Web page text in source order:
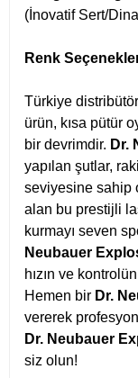
(İnovatif Sert/
Renk
Türkiye
ürün, kısa pütür
bir devrimdir. Dr.
yapılan şutlar,
seviyesine sahip
alan bu prestijli
kurmayı seven
Neubauer
hızın ve
Hemen bir Dr.
vererek
Dr. Neubauer
siz olun!